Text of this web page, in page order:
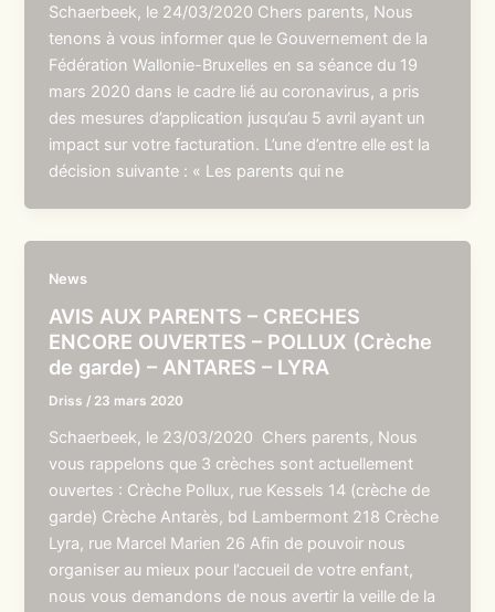
Schaerbeek, le 24/03/2020 Chers parents, Nous
tenons à vous informer que le Gouvernement de la
Fédération Wallonie-Bruxelles en sa séance du 19
mars 2020 dans le cadre lié au coronavirus, a pris
des mesures d’application jusqu’au 5 avril ayant un
impact sur votre facturation. L’une d’entre elle est la
décision suivante : « Les parents qui ne
News
AVIS AUX PARENTS – CRECHES
ENCORE OUVERTES – POLLUX (Crèche
de garde) – ANTARES – LYRA
Driss / 23 mars 2020
Schaerbeek, le 23/03/2020 Chers parents, Nous
vous rappelons que 3 crèches sont actuellement
ouvertes : Crèche Pollux, rue Kessels 14 (crèche de
garde) Crèche Antarès, bd Lambermont 218 Crèche
Lyra, rue Marcel Marien 26 Afin de pouvoir nous
organiser au mieux pour l’accueil de votre enfant,
nous vous demandons de nous avertir la veille de la